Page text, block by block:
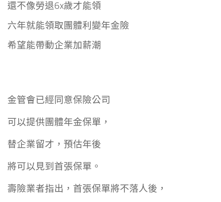
還不像勞退6x歲才能領
六年就能領取團體利變年金險
希望能帶動企業加薪潮
金管會已經同意保險公司
可以提供團體年金保單，
替企業留才，預估年後
將可以見到首張保單。
壽險業者指出，首張保單將不落人後，